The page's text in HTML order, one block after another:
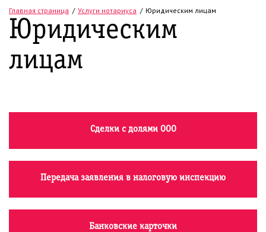
Главная страница Услуги нотариуса Юридическим лицам
Юридическим
лицам
Сделки с долями ООО
Передача заявления в налоговую инспекцию
Банковские карточки